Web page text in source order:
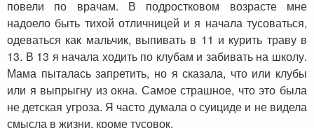
повели по врачам. В подростковом возрасте мне
надоело быть тихой отличницей и я начала тусоваться,
одеваться как мальчик, выпивать в 11 и курить траву в
13. В 13 я начала ходить по клубам и забивать на школу.
Мама пыталась запретить, но я сказала, что или клубы
или я выпрыгну из окна. Самое страшное, что это была
не детская угроза. Я часто думала о суициде и не видела
смысла в жизни, кроме тусовок.